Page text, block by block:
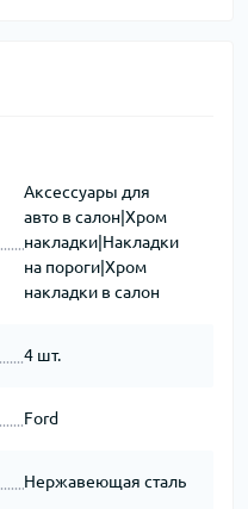
Аксессуары для
авто в салон|Хром
накладки|Накладки
на пороги|Хром
накладки в салон
4 шт.
Ford
Нержавеющая сталь